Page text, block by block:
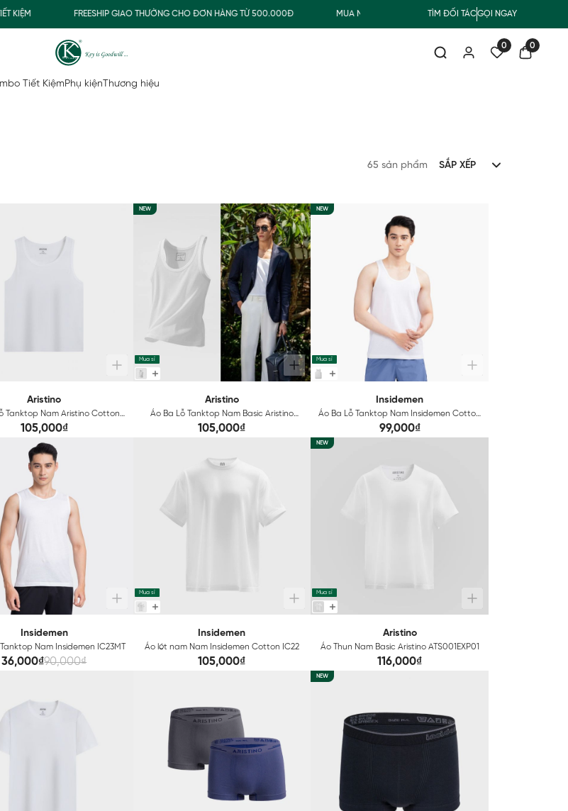
FREESHIP GIAO THƯỜNG CHO ĐƠN HÀNG TỪ 500.000Đ MUA NHẬN QUÀ FREESHIP GIAO THƯỜNG CHO ĐƠN HÀNG
TÌM ĐỐI TÁCGỌI NGAY
0 0
Tiết KiệmPhụ kiện Thương hiệu
65 sản phẩm SẮP XẾP
Aristino
Tanktop Nam Aristino Cotton
AC21
105,000₫
NEW
Mua sỉ
Aristino
Áo Ba Lỗ Tanktop Nam Basic Aristino
ATT001EXP01
105,000₫
NEW
Mua sỉ
Insidemen
Áo Ba Lỗ Tanktop Nam Insidemen Cotton
IC21
99,000₫
Insidemen
Nam Insidemen IC23MT
36,000₫90,000₫
Mua sỉ
Insidemen
Áo lót nam Nam Insidemen Cotton IC22
105,000₫
NEW
Mua sỉ
Aristino
Áo Thun Nam Basic Aristino ATS001EXP01
116,000₫
NEW